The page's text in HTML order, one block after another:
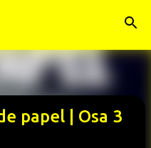
papel | Osa 3